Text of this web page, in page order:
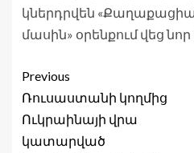
կներդրվեն
մասին» օրենքում վեց
Previous
Ռուսաստանի կողմից
Ուկրաինայի վրա
կատարված